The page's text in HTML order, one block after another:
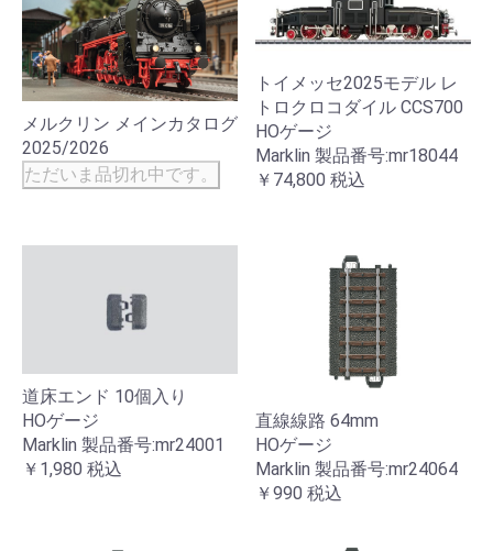
メルクリン メインカタログ
2025/2026
ただいま品切れ中です。
トイメッセ2025モデル レ
トロクロコダイル CCS700
HOゲージ
Marklin 製品番号:mr18044
￥74,800 税込
道床エンド 10個入り
HOゲージ
Marklin 製品番号:mr24001
￥1,980 税込
直線線路 64mm
HOゲージ
Marklin 製品番号:mr24064
￥990 税込